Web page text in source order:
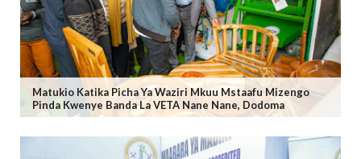
Matukio Katika Picha Ya Waziri Mkuu Mstaafu Mizengo
Pinda Kwenye Banda La VETA Nane Nane, Dodoma